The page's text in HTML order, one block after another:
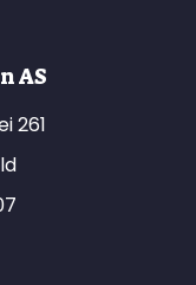
AS
261